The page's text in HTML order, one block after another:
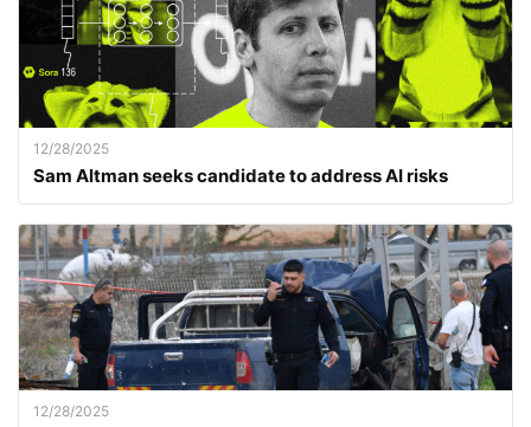
12/28/2025
Sam Altman seeks candidate to address AI risks
12/28/2025